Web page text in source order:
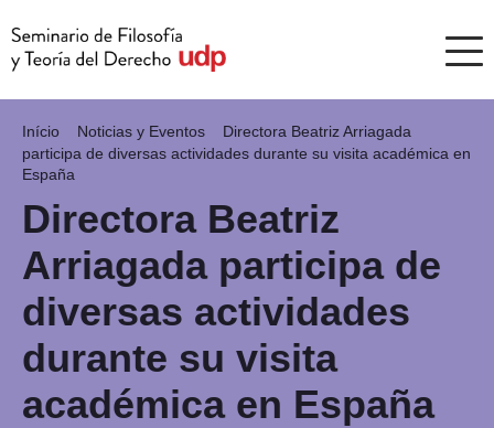
Início Noticias y Eventos
Directora Beatriz Arriagada
participa de diversas actividades durante su visita académica en
España
Directora Beatriz
Arriagada participa de
diversas actividades
durante su visita
académica en España